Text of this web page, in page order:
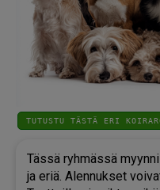
TUTUSTU TÄSTÄ ERI
Tässä ryhmässä
ja eriä. Alennukset